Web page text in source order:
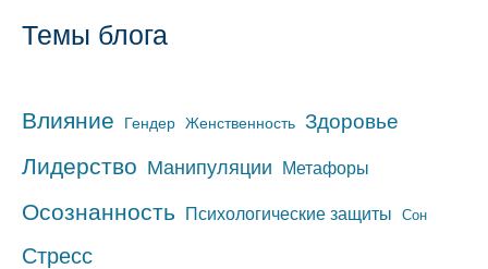
Темы блога
Влияние Гендер Женственность Здоровье
Лидерство Манипуляции Метафоры
Осознанность Психологические защиты Сон
Стресс